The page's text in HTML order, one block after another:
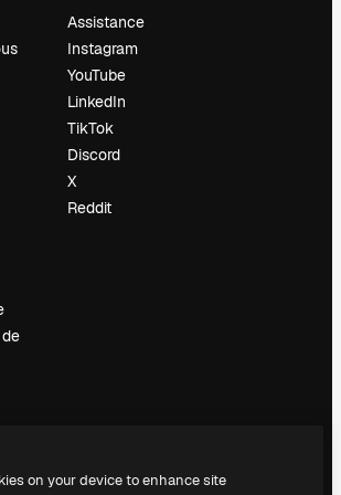
de
Assistance
Instagram
YouTube
LinkedIn
TikTok
Discord
X
Reddit
on your device to enhance site